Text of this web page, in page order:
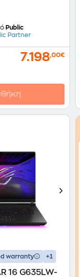
Public
Partner
7.198,00€
warranty +1
16 G635LW-